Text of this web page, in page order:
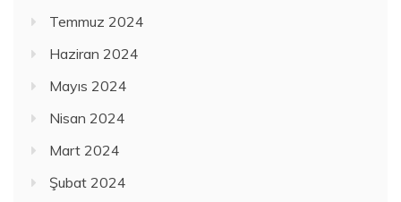
Temmuz 2024
Haziran 2024
Mayıs 2024
Nisan 2024
Mart 2024
Şubat 2024